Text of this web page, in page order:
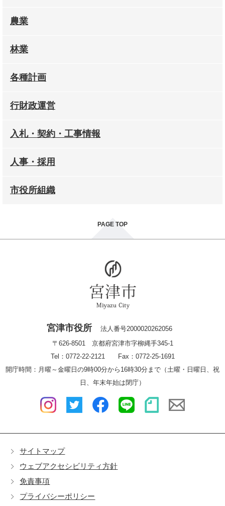
農業
林業
各種計画
行財政運営
入札・契約・工事情報
人事・採用
市役所組織
PAGE TOP
サイトマップ
ウェブアクセシビリティ方針
免責事項
プライバシーポリシー
宮津市役所
法人番号2000020262056
〒626-8501 京都府宮津市字柳縄手345-1
Tel：0772-22-2121 Fax：0772-25-1691
開庁時間：月曜～金曜日の9時00分から16時30分まで（土曜・日曜日、祝
日、年末年始は閉庁）